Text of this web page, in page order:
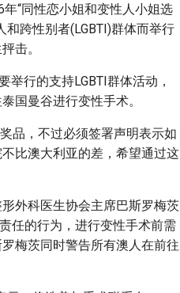
“同性恋小姐和变性人小姐选
跨性别者(LGBTI)群体而举行
击。
举行的支持LGBTI群体活动，
国曼谷进行变性手术。
品，不过必须签署声明表示如
比澳大利亚的差，希望通过这
外科医生协会主席巴斯罗梅茨
任的行为，进行变性手术前需
梅茨同时警告所有澳人在前往